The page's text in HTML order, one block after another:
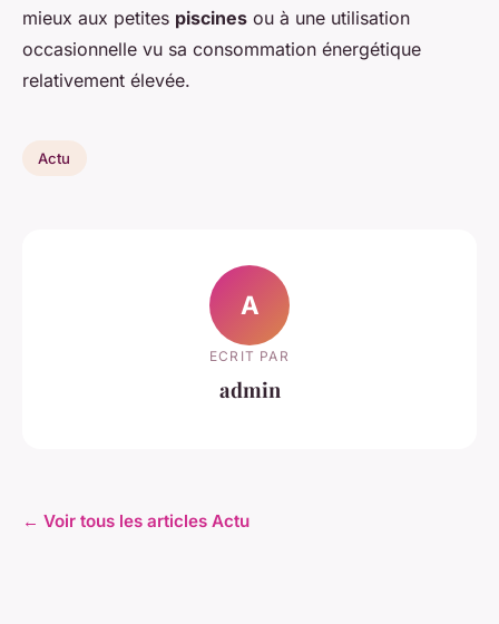
mieux aux petites piscines ou à une utilisation
occasionnelle vu sa consommation énergétique
relativement élevée.
Actu
A
ECRIT PAR
admin
← Voir tous les articles Actu